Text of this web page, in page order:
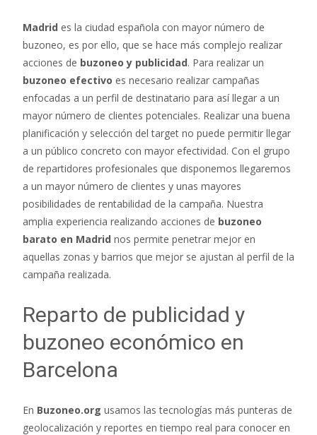
Madrid es la ciudad española con mayor número de
buzoneo, es por ello, que se hace más complejo realizar
acciones de buzoneo y publicidad. Para realizar un
buzoneo efectivo es necesario realizar campañas
enfocadas a un perfil de destinatario para así llegar a un
mayor número de clientes potenciales. Realizar una buena
planificación y selección del target no puede permitir llegar
a un público concreto con mayor efectividad. Con el grupo
de repartidores profesionales que disponemos llegaremos
a un mayor número de clientes y unas mayores
posibilidades de rentabilidad de la campaña. Nuestra
amplia experiencia realizando acciones de buzoneo
barato en Madrid nos permite penetrar mejor en
aquellas zonas y barrios que mejor se ajustan al perfil de la
campaña realizada.
Reparto de publicidad y
buzoneo económico en
Barcelona
En Buzoneo.org usamos las tecnologías más punteras de
geolocalización y reportes en tiempo real para conocer en